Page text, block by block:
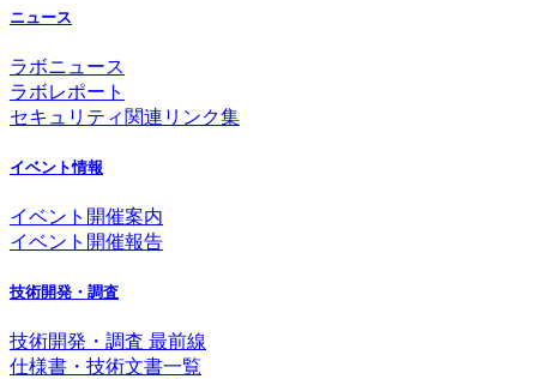
ニュース
ラボニュース
ラボレポート
セキュリティ関連リンク集
イベント情報
イベント開催案内
イベント開催報告
技術開発・調査
技術開発・調査 最前線
仕様書・技術文書一覧